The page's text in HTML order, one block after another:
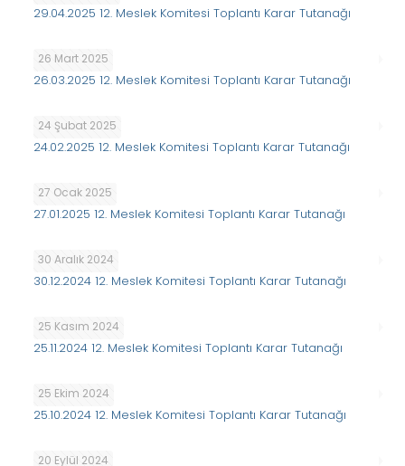
29.04.2025 12. Meslek Komitesi Toplantı Karar Tutanağı
26 Mart 2025
26.03.2025 12. Meslek Komitesi Toplantı Karar Tutanağı
24 Şubat 2025
24.02.2025 12. Meslek Komitesi Toplantı Karar Tutanağı
27 Ocak 2025
27.01.2025 12. Meslek Komitesi Toplantı Karar Tutanağı
30 Aralık 2024
30.12.2024 12. Meslek Komitesi Toplantı Karar Tutanağı
25 Kasım 2024
25.11.2024 12. Meslek Komitesi Toplantı Karar Tutanağı
25 Ekim 2024
25.10.2024 12. Meslek Komitesi Toplantı Karar Tutanağı
20 Eylül 2024